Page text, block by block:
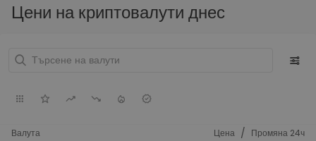
Цени на криптовалути днес
Валута Цена / Промяна 24ч